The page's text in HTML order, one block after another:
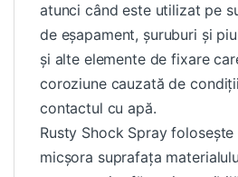
atunci când este utilizat pe
de eșapament, șuruburi și
și alte elemente de fixare
coroziune cauzată de
contactul cu apă.
Rusty Shock Spray
micșora suprafața